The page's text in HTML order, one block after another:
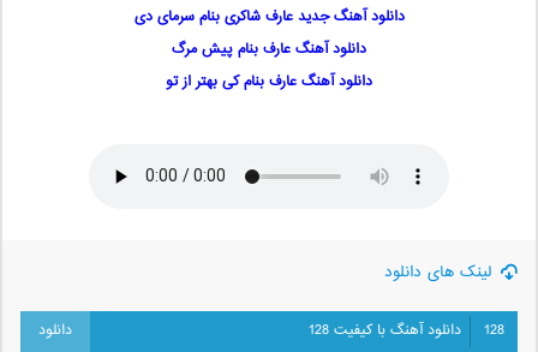
دانلود آهنگ جدید عارف شاکری بنام سرمای دی
دانلود آهنگ عارف بنام پیش مرگ
دانلود آهنگ عارف بنام کی بهتر از تو
لینک های دانلود
128
دانلود آهنگ با کیفیت 128